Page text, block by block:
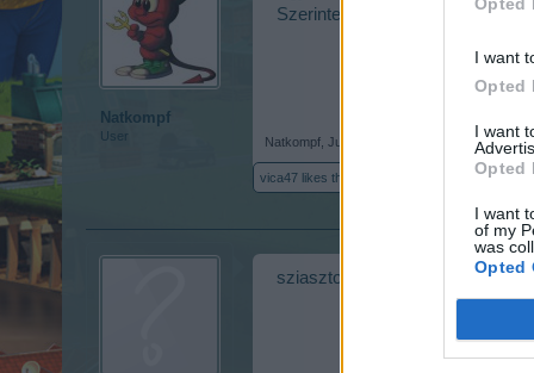
I want
Opted
I want
Opted
I want
of my
was
Opted
Natkompf
User
Szerintem akinek kérdése van,
Natkompf Jul 27, 2017
vica47 likes this.
sziasztok, vajon meg lehet